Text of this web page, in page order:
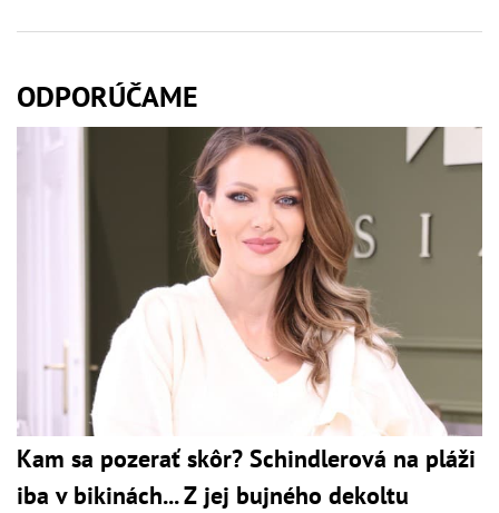
ODPORÚČAME
Kam sa pozerať skôr? Schindlerová na pláži
iba v bikinách... Z jej bujného dekoltu